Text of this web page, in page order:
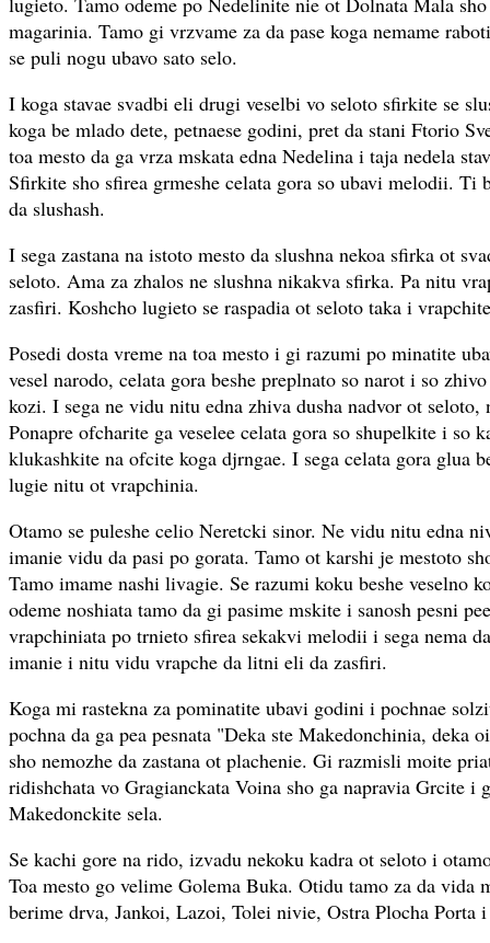
magarinia. Tamo gi vrzvame za da pase koga nemame
se puli nogu ubavo sato selo.
I koga stavae svadbi eli drugi veselbi vo seloto sfirkite se
koga be mlado dete, petnaese godini, pret da stani Ftorio
toa mesto da ga vrza mskata edna Nedelina i taja nedela
Sfirkite sho sfirea grmeshe celata gora so ubavi melodii. Ti
da slushash.
I sega zastana na istoto mesto da slushna nekoa sfirka ot
seloto. Ama za zhalos ne slushna nikakva sfirka. Pa nitu
zasfiri. Koshcho lugieto se raspadia ot seloto taka i
Posedi dosta vreme na toa mesto i gi razumi po minatite
vesel narodo, celata gora beshe preplnato so narot i so
kozi. I sega ne vidu nitu edna zhiva dusha nadvor ot
Ponapre ofcharite ga veselee celata gora so shupelkite i so
klukashkite na ofcite koga djrngae. I sega celata gora glua
lugie nitu ot vrapchinia.
Otamo se puleshe celio Neretcki sinor. Ne vidu nitu edna
imanie vidu da pasi po gorata. Tamo ot karshi je mestoto
Tamo imame nashi livagie. Se razumi koku beshe veselno
odeme noshiata tamo da gi pasime mskite i sanosh pesni
vrapchiniata po trnieto sfirea sekakvi melodii i sega nema
imanie i nitu vidu vrapche da litni eli da zasfiri.
Koga mi rastekna za pominatite ubavi godini i pochnae
pochna da ga pea pesnata "Deka ste Makedonchinia, deka
sho nemozhe da zastana ot plachenie. Gi razmisli moite
ridishchata vo Gragianckata Voina sho ga napravia Grcite i
Makedonckite sela.
Se kachi gore na rido, izvadu nekoku kadra ot seloto i
Toa mesto go velime Golema Buka. Otidu tamo za da vida
berime drva, Jankoi, Lazoi, Tolei nivie, Ostra Plocha Porta